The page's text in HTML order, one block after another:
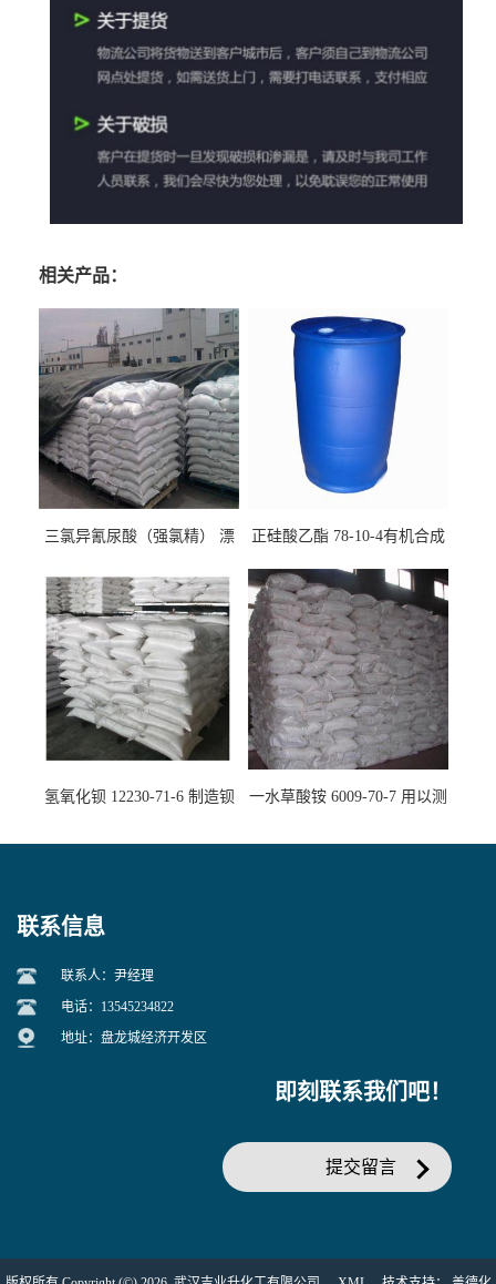
相关产品：
三氯异氰尿酸（强氯精） 漂
正硅酸乙酯 78-10-4有机合成
氢氧化钡 12230-71-6 制造钡
一水草酸铵 6009-70-7 用以测
联系信息
联系人：尹经理
电话：13545234822
地址：盘龙城经济开发区
即刻联系我们吧！
提交留言